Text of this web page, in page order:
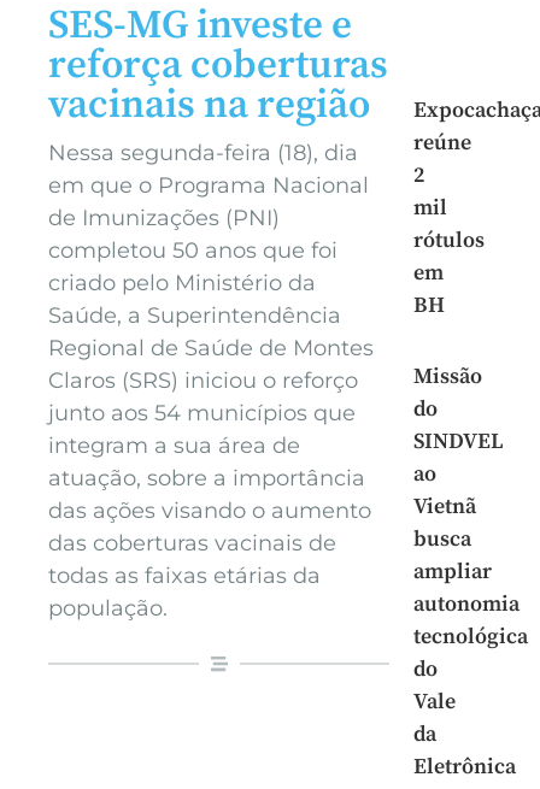
SES-MG investe e
reforça coberturas
vacinais na região
Nessa segunda-feira (18), dia
em que o Programa Nacional
de Imunizações (PNI)
completou 50 anos que foi
criado pelo Ministério da
Saúde, a Superintendência
Regional de Saúde de Montes
Claros (SRS) iniciou o reforço
junto aos 54 municípios que
integram a sua área de
atuação, sobre a importância
das ações visando o aumento
das coberturas vacinais de
todas as faixas etárias da
população.
reúne
2
mil
rótulos
em
BH
Missão
do
SINDVEL
ao
Vietnã
busca
ampliar
autonomia
tecnológica
do
Vale
da
Eletrônica